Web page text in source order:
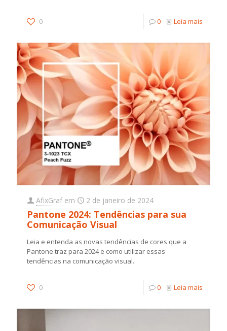
0 0 Leia mais
AfixGraf em 2 de janeiro de 2024
Pantone 2024: Tendências para sua
Comunicação Visual
Leia e entenda as novas tendências de cores que a
Pantone traz para 2024 e como utilizar essas
tendências na comunicação visual.
0 0 Leia mais